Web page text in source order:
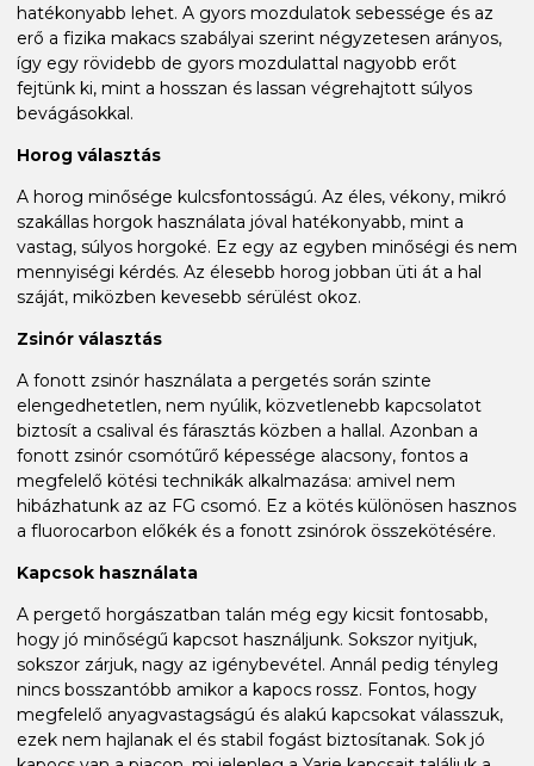
hatékonyabb lehet. A gyors mozdulatok sebessége és az
erő a fizika makacs szabályai szerint négyzetesen arányos,
így egy rövidebb de gyors mozdulattal nagyobb erőt
fejtünk ki, mint a hosszan és lassan végrehajtott súlyos
bevágásokkal.
Horog választás
A horog minősége kulcsfontosságú. Az éles, vékony, mikró
szakállas horgok használata jóval hatékonyabb, mint a
vastag, súlyos horgoké. Ez egy az egyben minőségi és nem
mennyiségi kérdés. Az élesebb horog jobban üti át a hal
száját, miközben kevesebb sérülést okoz.
Zsinór választás
A fonott zsinór használata a pergetés során szinte
elengedhetetlen, nem nyúlik, közvetlenebb kapcsolatot
biztosít a csalival és fárasztás közben a hallal. Azonban a
fonott zsinór csomótűrő képessége alacsony, fontos a
megfelelő kötési technikák alkalmazása: amivel nem
hibázhatunk az az FG csomó. Ez a kötés különösen hasznos
a fluorocarbon előkék és a fonott zsinórok összekötésére.
Kapcsok használata
A pergető horgászatban talán még egy kicsit fontosabb,
hogy jó minőségű kapcsot használjunk. Sokszor nyitjuk,
sokszor zárjuk, nagy az igénybevétel. Annál pedig tényleg
nincs bosszantóbb amikor a kapocs rossz. Fontos, hogy
megfelelő anyagvastagságú és alakú kapcsokat válasszuk,
ezek nem hajlanak el és stabil fogást biztosítanak. Sok jó